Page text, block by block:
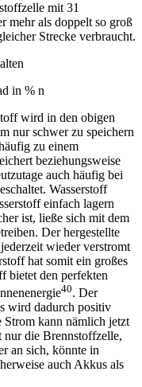
mit 31
mehr als doppelt so groß
Strecke verbraucht.
in % n
wird in den obigen
nur schwer zu speichern
zu einem
beziehungsweise
auch häufig bei
Wasserstoff
einfach lagern
ist, ließe sich mit dem
Der hergestellte
wieder verstromt
hat somit ein großes
bietet den perfekten
40. Der
wird dadurch positiv
Strom kann nämlich jetzt
nur die Brennstoffzelle,
an sich, könnte in
auch Akkus als